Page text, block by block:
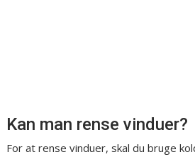
Kan man rense vinduer?
For at rense vinduer, skal du bruge